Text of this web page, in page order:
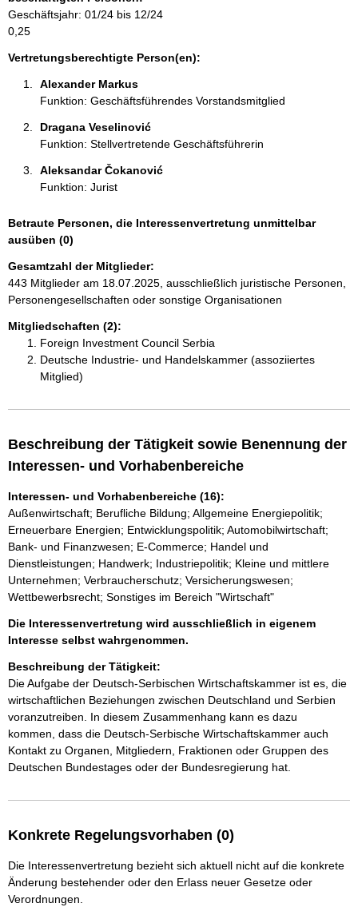
n
:
Geschäftsjahr: 01/24 bis 12/24
0,25
Vertretungsberechtigte Person(en):
Alexander Markus
Funktion: Geschäftsführendes Vorstandsmitglied
Dragana Veselinović
Funktion: Stellvertretende Geschäftsführerin
Aleksandar Čokanović
Funktion: Jurist
Betraute Personen, die Interessenvertretung unmittelbar
ausüben (0)
Gesamtzahl der Mitglieder:
443 Mitglieder am 18.07.2025, ausschließlich juristische Personen,
Personengesellschaften oder sonstige Organisationen
Mitgliedschaften (2):
Foreign Investment Council Serbia
Deutsche Industrie- und Handelskammer (assoziiertes
Mitglied)
Beschreibung der Tätigkeit sowie Benennung der
Interessen- und Vorhabenbereiche
Interessen- und Vorhabenbereiche (16):
Außenwirtschaft; Berufliche Bildung; Allgemeine Energiepolitik;
Erneuerbare Energien; Entwicklungspolitik; Automobilwirtschaft;
Bank- und Finanzwesen; E-Commerce; Handel und
Dienstleistungen; Handwerk; Industriepolitik; Kleine und mittlere
Unternehmen; Verbraucherschutz; Versicherungswesen;
Wettbewerbsrecht; Sonstiges im Bereich "Wirtschaft"
Die Interessenvertretung wird ausschließlich in eigenem
Interesse selbst wahrgenommen.
Beschreibung der Tätigkeit:
Die Aufgabe der Deutsch-Serbischen Wirtschaftskammer ist es, die
wirtschaftlichen Beziehungen zwischen Deutschland und Serbien
voranzutreiben. In diesem Zusammenhang kann es dazu
kommen, dass die Deutsch-Serbische Wirtschaftskammer auch
Kontakt zu Organen, Mitgliedern, Fraktionen oder Gruppen des
Deutschen Bundestages oder der Bundesregierung hat.
Konkrete Regelungsvorhaben (0)
Die Interessenvertretung bezieht sich aktuell nicht auf die konkrete
Änderung bestehender oder den Erlass neuer Gesetze oder
Verordnungen.